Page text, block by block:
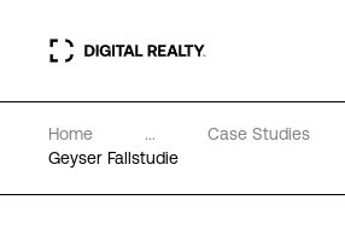
Rechenzentren
Home ...
Case Studies
Geyser Fallstudie